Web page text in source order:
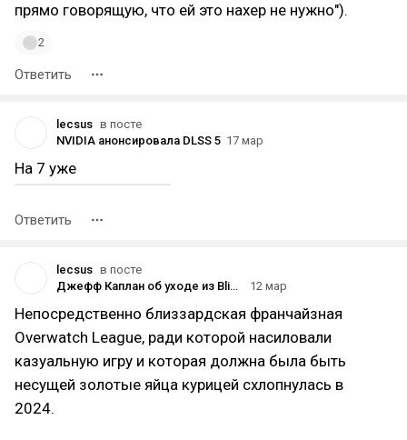
прямо говорящую, что ей это нахер не нужно").
2
Ответить
lecsus в посте
NVIDIA анонсировала DLSS 5 17 мар
На 7 уже
Ответить
lecsus в посте
Джефф Каплан об уходе из Blizzard: «Мне назвали дату, к которой Overwatch должна принести такую-то сумму. Или тысячу человек уволят»
12 мар
Непосредственно близзардская франчайзная
Overwatch League, ради которой насиловали
казуальную игру и которая должна была быть
несущей золотые яйца курицей схлопнулась в
2024.